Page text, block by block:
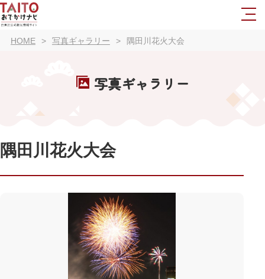
HOME 写真ギャラリー 隅田川花火大会
写真ギャラリー
隅田川花火大会